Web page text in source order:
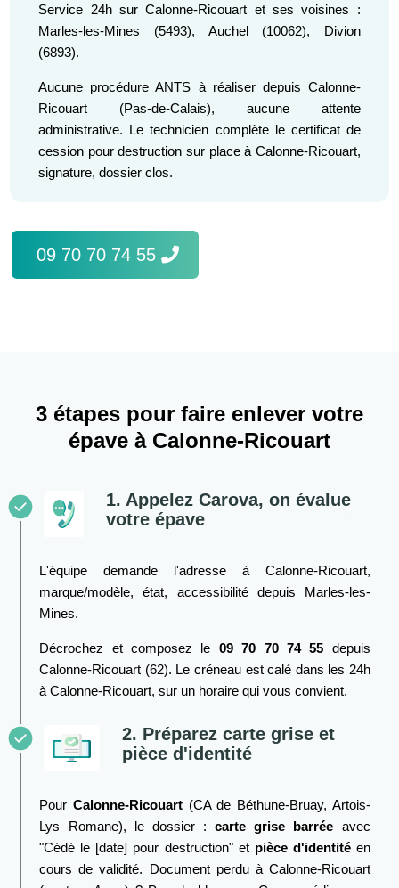
Service 24h sur Calonne-Ricouart et ses voisines :
Marles-les-Mines (5493), Auchel (10062), Divion
(6893).
Aucune procédure ANTS à réaliser depuis Calonne-
Ricouart (Pas-de-Calais), aucune attente
administrative. Le technicien complète le certificat de
cession pour destruction sur place à Calonne-Ricouart,
signature, dossier clos.
09 70 70 74 55
3 étapes pour faire enlever votre
épave à Calonne-Ricouart
1. Appelez Carova, on évalue
votre épave
L'équipe demande l'adresse à Calonne-Ricouart,
marque/modèle, état, accessibilité depuis Marles-les-
Mines.
Décrochez et composez le 09 70 70 74 55 depuis
Calonne-Ricouart (62). Le créneau est calé dans les 24h
à Calonne-Ricouart, sur un horaire qui vous convient.
2. Préparez carte grise et
pièce d'identité
PourCalonne-Ricouart (CA de Béthune-Bruay, Artois-
Lys Romane), le dossier :carte grise barrée avec
"Cédé le [date] pour destruction" et pièce d'identitéen
cours de validité. Document perdu à Calonne-Ricouart